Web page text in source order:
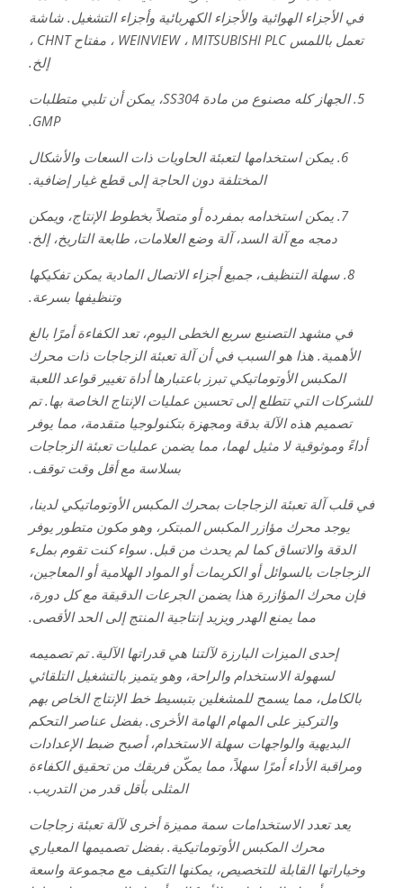
في الأجزاء الهوائية والأجزاء الكهربائية وأجزاء التشغيل. شاشة
تعمل باللمس WEINVIEW ، MITSUBISHI PLC ، مفتاح CHNT ،
إلخ.
5. الجهاز كله مصنوع من مادة SS304، يمكن أن تلبي متطلبات
GMP.
6. يمكن استخدامها لتعبئة الحاويات ذات السعات والأشكال
المختلفة دون الحاجة إلى قطع غيار إضافية.
7. يمكن استخدامه بمفرده أو متصلاً بخطوط الإنتاج، ويمكن
دمجه مع آلة السد، آلة وضع العلامات، طابعة التاريخ، إلخ.
8. سهلة التنظيف، جميع أجزاء الاتصال المادية يمكن تفكيكها
وتنظيفها بسرعة.
في مشهد التصنيع سريع الخطى اليوم، تعد الكفاءة أمرًا بالغ
الأهمية. هذا هو السبب في أن آلة تعبئة الزجاجات ذات محرك
المكبس الأوتوماتيكي تبرز باعتبارها أداة تغيير قواعد اللعبة
للشركات التي تتطلع إلى تحسين عمليات الإنتاج الخاصة بها. تم
تصميم هذه الآلة بدقة ومجهزة بتكنولوجيا متقدمة، مما يوفر
أداءً وموثوقية لا مثيل لهما، مما يضمن عمليات تعبئة الزجاجات
بسلاسة مع أقل وقت توقف.
في قلب آلة تعبئة الزجاجات بمحرك المكبس الأوتوماتيكي لدينا،
يوجد محرك مؤازر المكبس المبتكر، وهو مكون متطور يوفر
الدقة والاتساق كما لم يحدث من قبل. سواء كنت تقوم بملء
الزجاجات بالسوائل أو الكريمات أو المواد الهلامية أو المعاجين،
فإن محرك المؤازرة هذا يضمن الجرعات الدقيقة مع كل دورة،
مما يمنع الهدر ويزيد إنتاجية المنتج إلى الحد الأقصى.
إحدى الميزات البارزة لآلتنا هي قدراتها الآلية. تم تصميمه
لسهولة الاستخدام والراحة، وهو يتميز بالتشغيل التلقائي
بالكامل، مما يسمح للمشغلين بتبسيط خط الإنتاج الخاص بهم
والتركيز على المهام الهامة الأخرى. بفضل عناصر التحكم
البديهية والواجهات سهلة الاستخدام، أصبح ضبط الإعدادات
ومراقبة الأداء أمرًا سهلاً، مما يمكّن فريقك من تحقيق الكفاءة
المثلى بأقل قدر من التدريب.
يعد تعدد الاستخدامات سمة مميزة أخرى لآلة تعبئة زجاجات
محرك المكبس الأوتوماتيكية. بفضل تصميمها المعياري
وخياراتها القابلة للتخصيص، يمكنها التكيف مع مجموعة واسعة